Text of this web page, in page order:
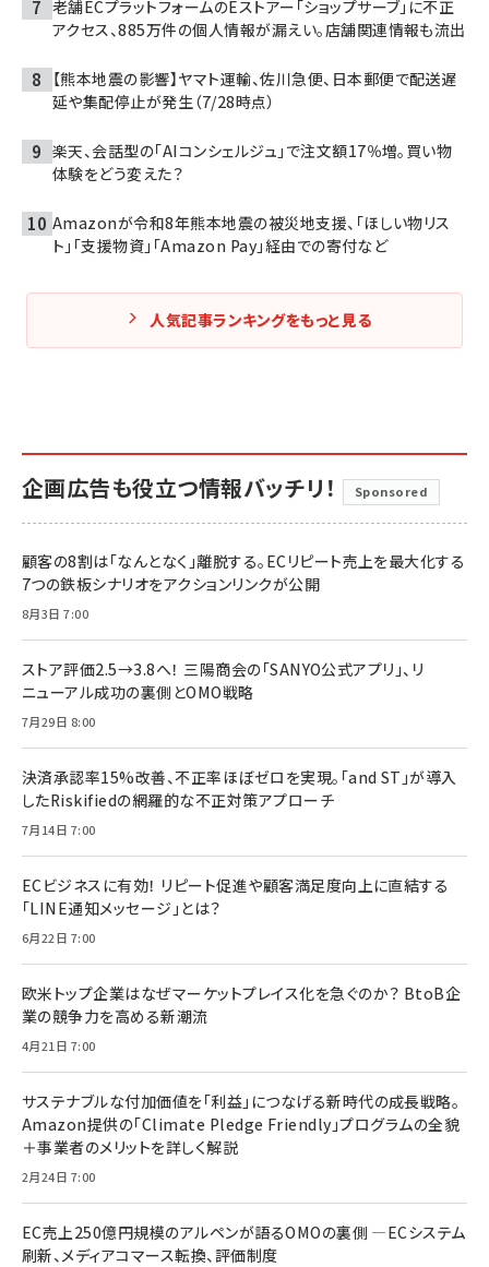
老舗ECプラットフォームのEストアー「ショップサーブ」に不正
アクセス、885万件の個人情報が漏えい。店舗関連情報も流出
【熊本地震の影響】ヤマト運輸、佐川急便、日本郵便で配送遅
延や集配停止が発生（7/28時点）
楽天、会話型の「AIコンシェルジュ」で注文額17％増。買い物
体験をどう変えた？
Amazonが令和8年熊本地震の被災地支援、「ほしい物リス
ト」「支援物資」「Amazon Pay」経由での寄付など
人気記事ランキングをもっと見る
企画広告も役立つ情報バッチリ！ Sponsored
顧客の8割は「なんとなく」離脱する。ECリピート売上を最大化する
7つの鉄板シナリオをアクションリンクが公開
8月3日 7:00
ストア評価2.5→3.8へ！ 三陽商会の「SANYO公式アプリ」、リ
ニューアル成功の裏側とOMO戦略
7月29日 8:00
決済承認率15%改善、不正率ほぼゼロを実現。「and ST」が導入
したRiskifiedの網羅的な不正対策アプローチ
7月14日 7:00
ECビジネスに有効！ リピート促進や顧客満足度向上に直結する
「LINE通知メッセージ」とは？
6月22日 7:00
欧米トップ企業はなぜマーケットプレイス化を急ぐのか？ BtoB企
業の競争力を高める新潮流
4月21日 7:00
サステナブルな付加価値を「利益」につなげる新時代の成長戦略。
Amazon提供の「Climate Pledge Friendly」プログラムの全貌
＋事業者のメリットを詳しく解説
2月24日 7:00
EC売上250億円規模のアルペンが語るOMOの裏側 ―ECシステム
刷新、メディアコマース転換、評価制度